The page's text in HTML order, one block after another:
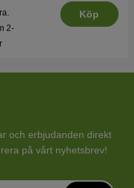
2-
Köp
och erbjudanden direkt
på vårt nyhetsbrev!